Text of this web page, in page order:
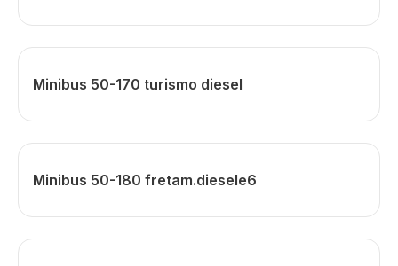
Minibus 50-170 turismo diesel
Minibus 50-180 fretam.diesele6